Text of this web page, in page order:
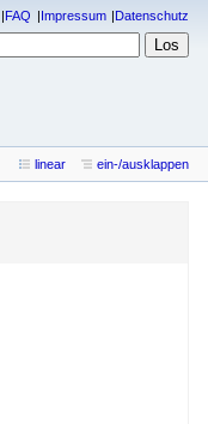
FAQ Impressum Datenschutz
linear ein-/ausklappen